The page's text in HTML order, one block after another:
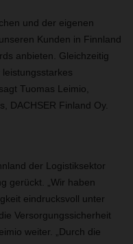
und der eigenen
Kunden in Finnland
anbieten. Gleichzeitig
Tuomas Leimio,
DACHSER Finland Oy.
der Logistiksektor
gerückt. „Wir haben
eindrucksvoll unter
Versorgungssicherheit
weiter. „Durch die